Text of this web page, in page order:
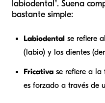
labiodental". Suena
bastante simple:
Labiodental se refiere
(labio) y los dientes
Fricativa se refiere a la
es forzado a través de